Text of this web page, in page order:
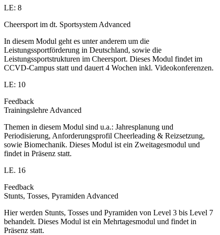
LE: 8
Cheersport im dt. Sportsystem Advanced
In diesem Modul geht es unter anderem um die
Leistungssportförderung in Deutschland, sowie die
Leistungssportstrukturen im Cheersport. Dieses Modul findet im
CCVD-Campus statt und dauert 4 Wochen inkl. Videokonferenzen.
LE: 10
Feedback
Trainingslehre Advanced
Themen in diesem Modul sind u.a.: Jahresplanung und
Periodisierung, Anforderungsprofil Cheerleading & Reizsetzung,
sowie Biomechanik. Dieses Modul ist ein Zweitagesmodul und
findet in Präsenz statt.
LE. 16
Feedback
Stunts, Tosses, Pyramiden Advanced
Hier werden Stunts, Tosses und Pyramiden von Level 3 bis Level 7
behandelt. Dieses Modul ist ein Mehrtagesmodul und findet in
Präsenz statt.